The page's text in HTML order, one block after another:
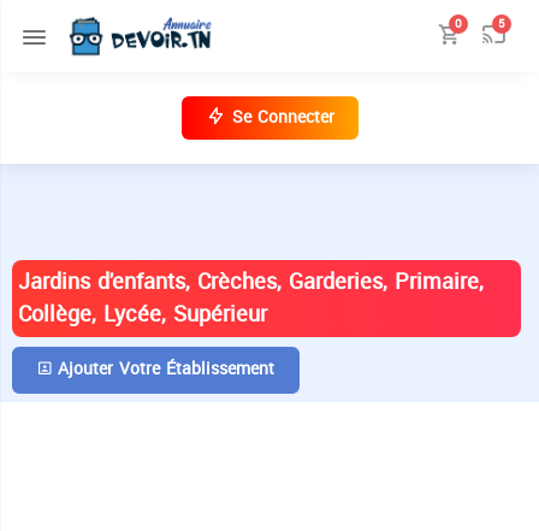
0 5
Se Connecter
Jardins d'enfants, Crèches, Garderies, Primaire,
Collège, Lycée, Supérieur
Ajouter Votre Établissement